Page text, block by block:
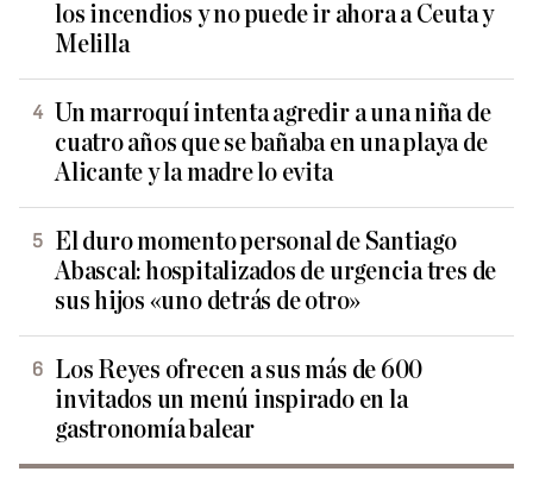
los incendios y no puede ir ahora a Ceuta y
Melilla
Un marroquí intenta agredir a una niña de
cuatro años que se bañaba en una playa de
Alicante y la madre lo evita
El duro momento personal de Santiago
Abascal: hospitalizados de urgencia tres de
sus hijos «uno detrás de otro»
Los Reyes ofrecen a sus más de 600
invitados un menú inspirado en la
gastronomía balear